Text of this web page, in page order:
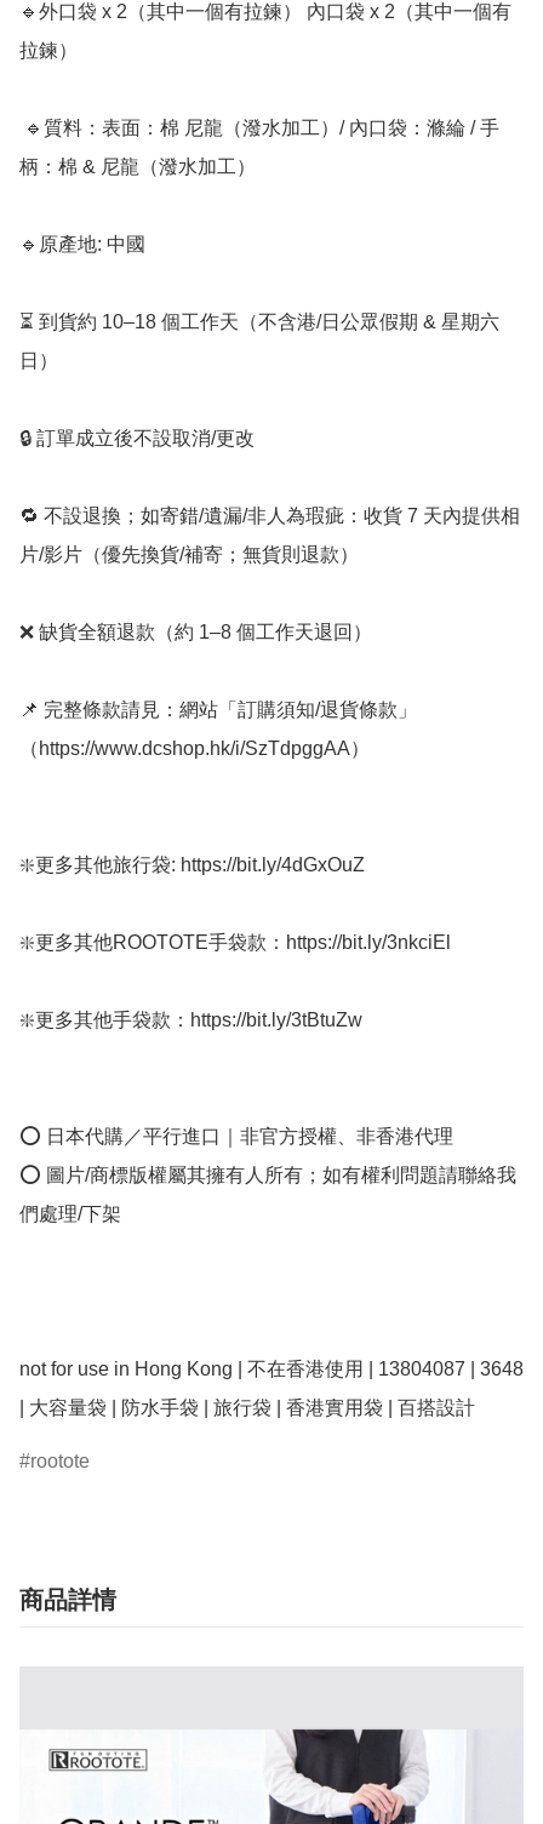
🔹外口袋 x 2（其中一個有拉鍊） 內口袋 x 2（其中一個有
拉鍊）
柄：棉 & 尼龍（潑水加工）
🔹原產地: 中國
⏳ 到貨約 10–18 個工作天（不含港/日公眾假期 & 星期六
日）
🔒 訂單成立後不設取消/更改
🔁 不設退換；如寄錯/遺漏/非人為瑕疵：收貨 7 天內提供相
片/影片（優先換貨/補寄；無貨則退款）
❌ 缺貨全額退款（約 1–8 個工作天退回）
📌 完整條款請見：網站「訂購須知/退貨條款」
（https://www.dcshop.hk/i/SzTdpggAA）
❇️更多其他旅行袋: https://bit.ly/4dGxOuZ
❇️更多其他ROOTOTE手袋款：https://bit.ly/3nkciEl
❇️更多其他手袋款：https://bit.ly/3tBtuZw
⭕ 日本代購／平行進口｜非官方授權、非香港代理
⭕ 圖片/商標版權屬其擁有人所有；如有權利問題請聯絡我
們處理/下架
not for use in Hong Kong | 不在香港使用 | 13804087 | 3648
| 大容量袋 | 防水手袋 | 旅行袋 | 香港實用袋 | 百搭設計
rootote
商品詳情